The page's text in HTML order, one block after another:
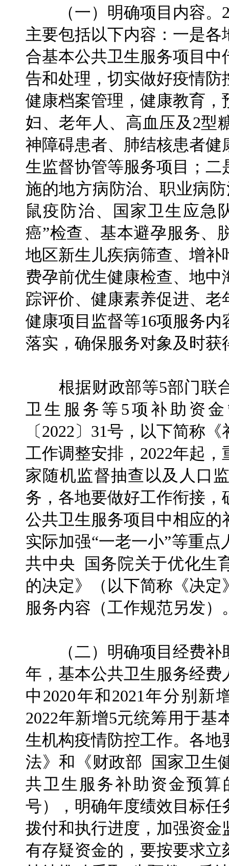
（一）明确项目内容。
主要包括以下内容：一是
合基本公共卫生服务项目
告和处理，切实做好疫情
健康档案管理，健康教育，
妇、老年人、高血压及2型
神障碍患者、肺结核患者
生监督协管等服务项目；
施的地方病防治、职业病
鼠疫防治、国家卫生应急
癌”检查、基本避孕服务、
地区新生儿疾病筛查、增
费孕前优生健康检查、地
踪评价、健康素养促进、
健康项目监督等16项服务
落实，确保服务对象及时
根据财政部等5部门联
卫生服务等5项补助资
〔2022〕31号，以下简称
工作调整安排，2022年起
家随机监督抽查以及人口
务，各地要做好工作衔接
公共卫生服务项目中相应
实际加强“一老一小”等重
共中央 国务院关于优化生
的决定》（以下简称《决
服务内容（工作规范另发）
（二）明确项目经费补
年，基本公共卫生服务经费
中2020年和2021年分别新
2022年新增5元统筹用于基
生机构疫情防控工作。各
法》和《财政部 国家卫生
共卫生服务补助资金预算
号），明确年度绩效目标
拨付和执行进度，加强资
有存疑资金的，要按要求